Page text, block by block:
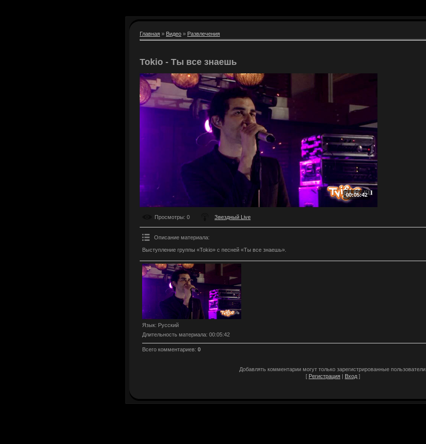
Главная » Видео » Развлечения
Tokio - Ты все знаешь
00:05:42
Просмотры: 0 Звездный Live
Описание материала:
Выступление группы «Tokio» с песней «Ты все знаешь».
Язык: Русский
Длительность материала: 00:05:42
Всего комментариев: 0
Добавлять комментарии могут только зарегистрированные пользователи.
[ Регистрация | Вход ]